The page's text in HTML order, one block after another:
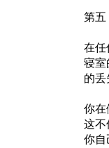
第五
在任
寝室
的丢
你在
这不
你自